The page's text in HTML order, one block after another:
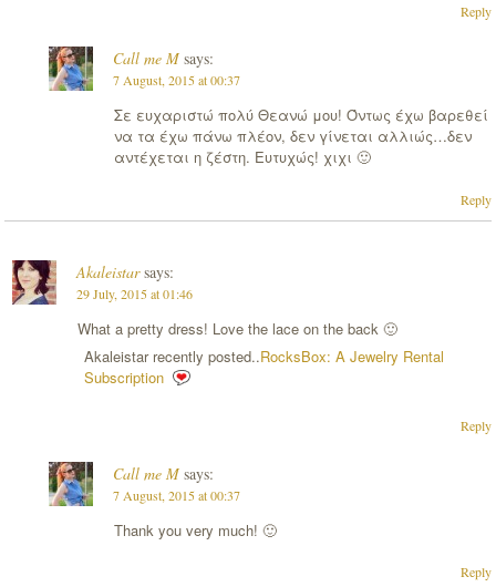
Reply
Call me M says:
7 August, 2015 at 00:37
Σε ευχαριστώ πολύ Θεανώ μου! Όντως έχω βαρεθεί
να τα έχω πάνω πλέον, δεν γίνεται αλλιώς…δεν
αντέχεται η ζέστη. Ευτυχώς! χιχι 🙂
Reply
Akaleistar says:
29 July, 2015 at 01:46
What a pretty dress! Love the lace on the back 🙂
Akaleistar recently posted..RocksBox: A Jewelry Rental
Subscription
Reply
Call me M says:
7 August, 2015 at 00:37
Thank you very much! 🙂
Reply